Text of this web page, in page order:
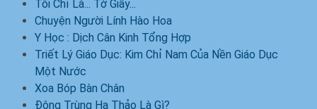
Tôi Chỉ Là... Tờ Giấy...
Chuyện Người Lính Hào Hoa
Y Học : Dịch Cân Kinh Tổng Hợp
Triết Lý Giáo Dục: Kim Chỉ Nam Của Nền Giáo Dục
Một Nước
Xoa Bóp Bàn Chân
Đông Trùng Hạ Thảo Là Gì?